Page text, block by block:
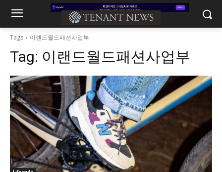
Tags 이랜드월드패션사업부
Tag: 이랜드월드패션사업부